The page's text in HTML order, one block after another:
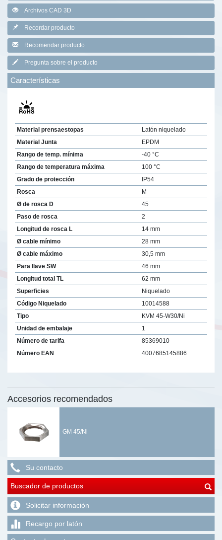
Archivos CAD 3D
Recordar producto
Recomendar producto
Pregunta sobre el producto
Características
Material prensaestopas
Latón niquelado
Material Junta
EPDM
Rango de temp. mínima
-40 °C
Rango de temperatura máxima
100 °C
Grado de protección
IP54
Rosca
M
Ø de rosca D
45
Paso de rosca
2
Longitud de rosca L
14 mm
Ø cable mínimo
28 mm
Ø cable máximo
30,5 mm
Para llave SW
46 mm
Longitud total TL
62 mm
Superficies
Niquelado
Código Niquelado
10014588
Tipo
KVM 45-W30/Ni
Unidad de embalaje
1
Número de tarifa
85369010
Número EAN
4007685145886
Accesorios recomendados
GM 45/Ni
Su contacto
Buscador de productos
Solicitar información
Recargo por latón